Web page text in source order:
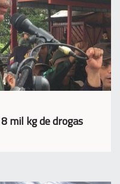
mil kg de drogas